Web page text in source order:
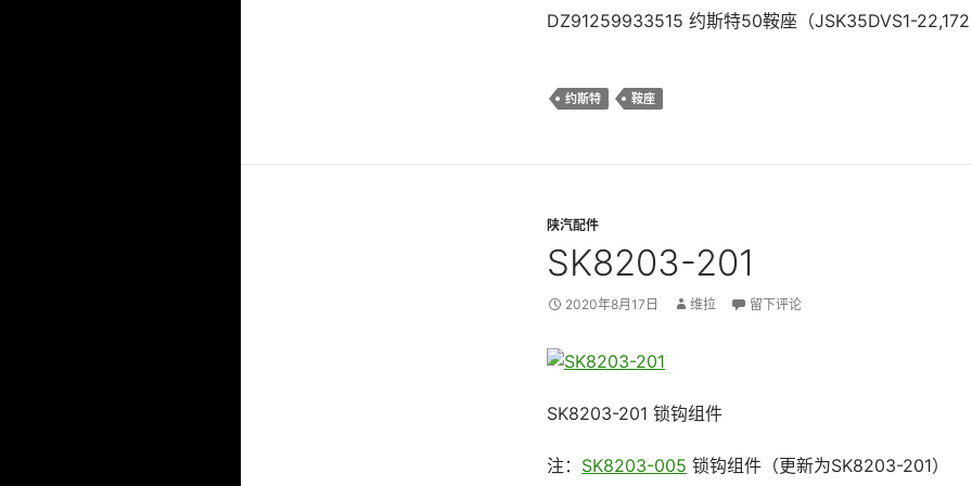
DZ91259933515 约斯特50鞍座（JSK35DVS1-
约斯特 鞍座
陕汽配件
SK8203-201
2020年8月17日 维拉 留下评论
SK8203-201 锁钩组件
注： SK8203-005 锁钩组件（更新为SK8203-201）